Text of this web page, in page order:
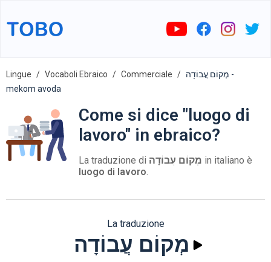
Lingue Vocaboli Ebraico Commerciale
מְקוֹם עֲבוֹדָה -
mekom avoda
Come si dice "luogo di
lavoro" in ebraico?
La traduzione di מְקוֹם עֲבוֹדָה in italiano è
luogo di lavoro.
La traduzione
מְקוֹם עֲבוֹדָה